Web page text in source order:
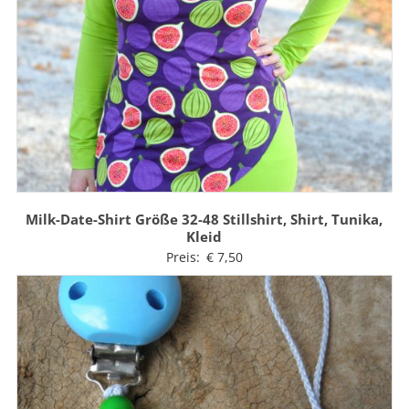
Milk-Date-Shirt Größe 32-48 Stillshirt, Shirt, Tunika,
Kleid
Preis: €7,50